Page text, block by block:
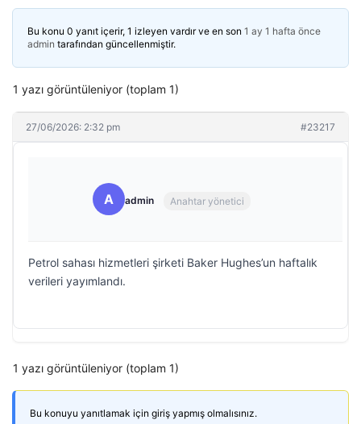
Bu konu 0 yanıt içerir, 1 izleyen vardır ve en son 1 ay 1 hafta önce
admin tarafından güncellenmiştir.
1 yazı görüntüleniyor (toplam 1)
27/06/2026: 2:32 pm #23217
A admin Anahtar yönetici
Petrol sahası hizmetleri şirketi Baker Hughes’un haftalık
verileri yayımlandı.
1 yazı görüntüleniyor (toplam 1)
Bu konuyu yanıtlamak için giriş yapmış olmalısınız.